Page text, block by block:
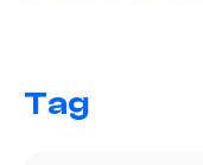
Tag